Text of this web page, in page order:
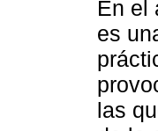
En el
es
las